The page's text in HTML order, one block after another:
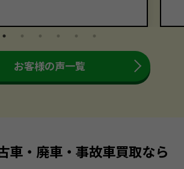
お客様の声一覧
車・廃車・事故車買取なら